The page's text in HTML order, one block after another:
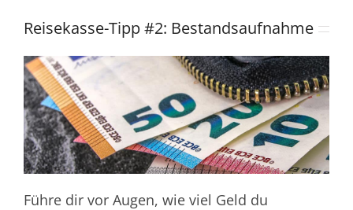
Reisekasse-Tipp #2: Bestandsaufnahme
Führe dir vor Augen, wie viel Geld du